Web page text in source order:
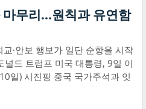
마무리…원칙과 유연함
·안보 행보가 일단 순항을 시작
드 트럼프 미국 대통령, 9일 이
일) 시진핑 중국 국가주석과 잇